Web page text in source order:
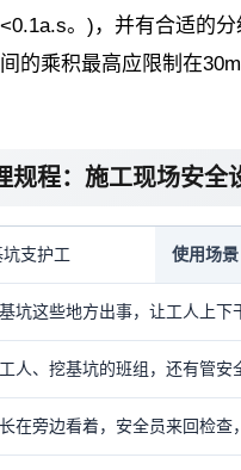
。)，并有合适的
的乘积最高应限制在
规程：施工现场安全
支护工 使用场景
坑这些地方出事，让工人上下
人、挖基坑的班组，还有管安
在旁边看着，安全员来回检查